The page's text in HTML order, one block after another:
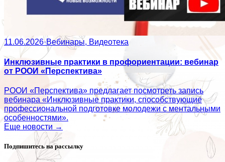
11.06.2026·Вебинары, Видеотека
Инклюзивные практики в профориентации: вебинар
от РООИ «Перспектива»
РООИ «Перспектива» предлагает посмотреть запись
вебинара «Инклюзивные практики, способствующие
профессиональной подготовке молодежи с ментальными
особенностями».
Еще новости →
Подпишитесь на рассылку